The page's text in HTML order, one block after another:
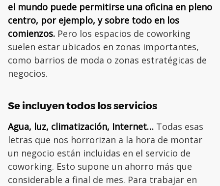
el mundo puede permitirse una oficina en pleno
centro, por ejemplo, y sobre todo en los
comienzos. Pero los espacios de coworking
suelen estar ubicados en zonas importantes,
como barrios de moda o zonas estratégicas de
negocios.
Se incluyen todos los servicios
Agua, luz, climatización, Internet… Todas esas
letras que nos horrorizan a la hora de montar
un negocio están incluidas en el servicio de
coworking. Esto supone un ahorro más que
considerable a final de mes. Para trabajar en